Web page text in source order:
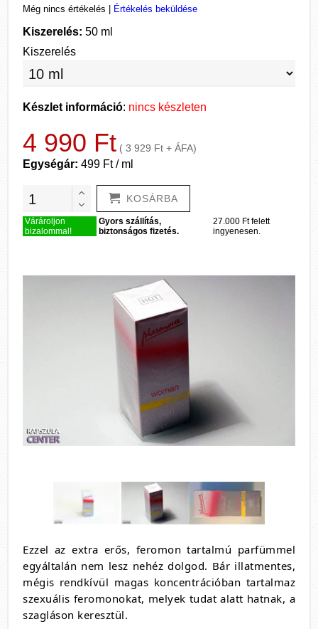
Még nincs értékelés Értékelés beküldése
Kiszerelés: 50 ml
Kiszerelés
Készlet információ: nincs készleten
4 990 Ft ( 3 929 Ft + ÁFA)
Egységár: 499 Ft / ml
KOSÁRBA
Várároljon
bizalommal!
Gyors szállítás,
biztonságos fizetés.
27.000 Ft felett
ingyenesen.
Ezzel az extra erős, feromon tartalmú parfümmel
egyáltalán nem lesz nehéz dolgod. Bár illatmentes,
mégis rendkívül magas koncentrációban tartalmaz
szexuális feromonokat, melyek tudat alatt hatnak, a
szagláson keresztül.